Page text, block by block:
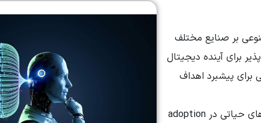
بر صنایع مختلف
برای آینده دیجیتال
پیشبرد اهداف
شناسایی و کاهش ریسک‌های حیاتی در adoption